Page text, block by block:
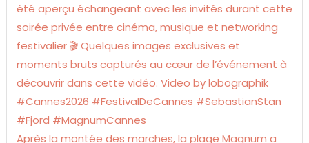
Après la montée des marches, la plage Magnum a